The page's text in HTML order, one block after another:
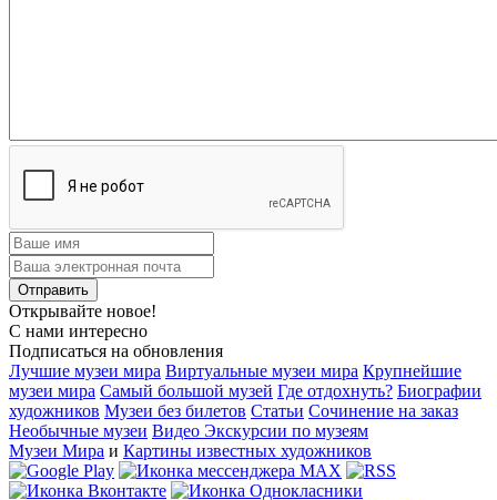
Открывайте новое!
С нами интересно
Подписаться на обновления
Лучшие музеи мира Виртуальные музеи мира Крупнейшие
музеи мира Самый большой музей Где отдохнуть? Биографии
художников Музеи без билетов Статьи Сочинение на заказ
Необычные музеи Видео Экскурсии по музеям
Музеи Мира и Картины известных художников